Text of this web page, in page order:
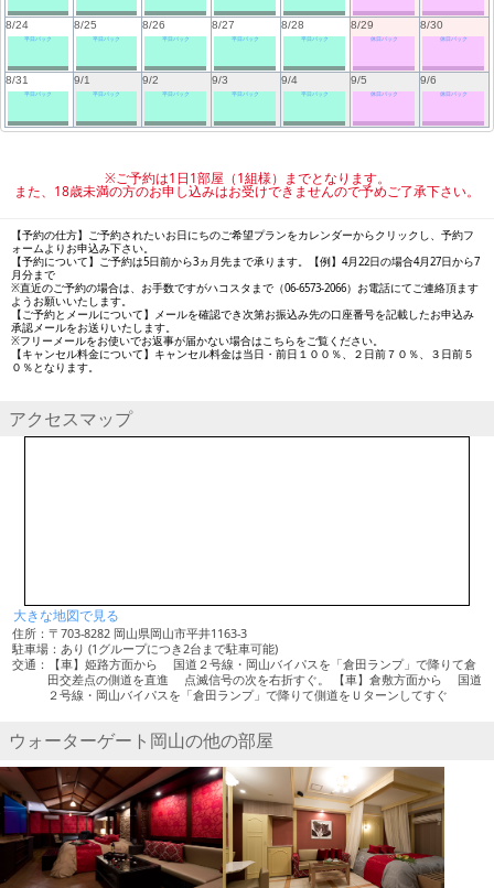
8/24
平日パック
8/25
平日パック
8/26
平日パック
8/27
平日パック
8/28
平日パック
8/29
休日パック
8/30
休日パック
8/31
平日パック
9/1
平日パック
9/2
平日パック
9/3
平日パック
9/4
平日パック
9/5
休日パック
9/6
休日パック
※ご予約は1日1部屋（1組様）までとなります。
また、18歳未満の方のお申し込みはお受けできませんので予めご了承下さい。
【予約の仕方】ご予約されたいお日にちのご希望プランをカレンダーからクリックし、予約フ
ォームよりお申込み下さい。
【予約について】ご予約は5日前から3ヵ月先まで承ります。【例】4月22日の場合4月27日から7
月分まで
※直近のご予約の場合は、お手数ですがハコスタまで（06-6573-2066）お電話にてご連絡頂ます
ようお願いいたします。
【ご予約とメールについて】メールを確認でき次第お振込み先の口座番号を記載したお申込み
承認メールをお送りいたします。
※フリーメールをお使いでお返事が届かない場合はこちらをご覧ください。
【キャンセル料金について】キャンセル料金は当日・前日１００％、２日前７０％、３日前５
０％となります。
アクセスマップ
大きな地図で見る
住所：〒703-8282 岡山県岡山市平井1163-3
駐車場：あり (1グループにつき2台まで駐車可能)
交通：【車】姫路方面から 国道２号線・岡山バイパスを「倉田ランプ」で降りて倉
田交差点の側道を直進 点滅信号の次を右折すぐ。 【車】倉敷方面から 国道
２号線・岡山バイパスを「倉田ランプ」で降りて側道をＵターンしてすぐ
ウォーターゲート岡山の他の部屋